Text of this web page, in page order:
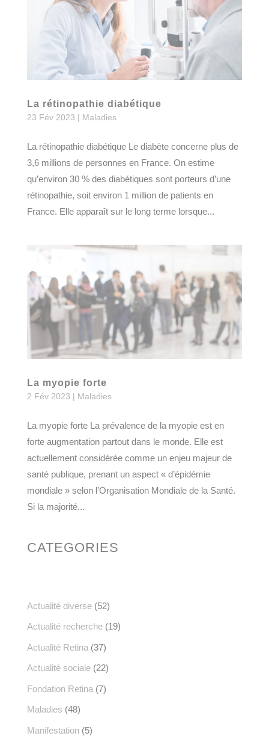
La rétinopathie diabétique
23 Fév 2023 | Maladies
La rétinopathie diabétique Le diabète concerne plus de
3,6 millions de personnes en France. On estime
qu’environ 30 % des diabétiques sont porteurs d’une
rétinopathie, soit environ 1 million de patients en
France. Elle apparaît sur le long terme lorsque...
La myopie forte
2 Fév 2023 | Maladies
La myopie forte La prévalence de la myopie est en
forte augmentation partout dans le monde. Elle est
actuellement considérée comme un enjeu majeur de
santé publique, prenant un aspect « d’épidémie
mondiale » selon l’Organisation Mondiale de la Santé.
Si la majorité...
CATEGORIES
Actualité diverse(52)
Actualité recherche(19)
Actualité Retina (37)
Actualité sociale(22)
Fondation Retina (7)
Maladies (48)
Manifestation(5)